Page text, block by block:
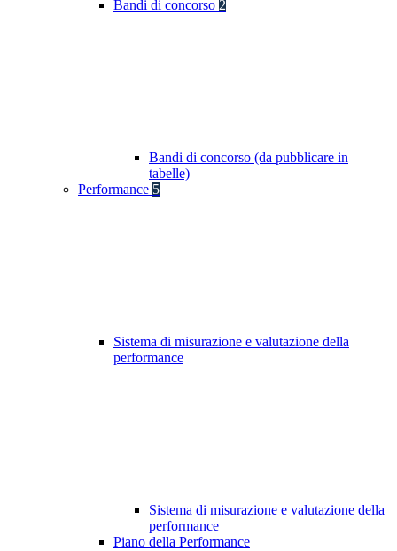
Bandi di concorso 2
Bandi di concorso (da pubblicare in
tabelle)
Performance 5
Sistema di misurazione e valutazione della
performance
Sistema di misurazione e valutazione della
performance
Piano della Performance